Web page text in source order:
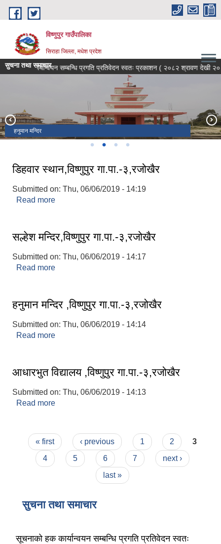
Skip to main content
विष्णुपुर गाउँपालिका
सिराहा जिल्ला, मधेश प्रदेश
सुचना तथा समाचार
हक कार्यान्वयन सम्बन्धि प्रगति प्रतिवेदन स्वतः प्रकाशन ( २०८२ श्रावण देखी २०८३
विष्णु मन्दिर
हनुमान मन्दिर
दुर्गा मन्दिर
नेपाल भ्रमण वर्ष २०२०
डिहवार स्थान,विष्णुपुर गा.पा.-३,रजोखैर
Submitted on: Thu, 06/06/2019 - 14:19
Read more
सल्हेश मन्दिर,विष्णुपुर गा.पा.-३,रजोखैर
Submitted on: Thu, 06/06/2019 - 14:17
Read more
हनुमान मन्दिर ,विष्णुपुर गा.पा.-३,रजोखैर
Submitted on: Thu, 06/06/2019 - 14:14
Read more
आधारभुत विद्यालय ,विष्णुपुर गा.पा.-३,रजोखैर
Submitted on: Thu, 06/06/2019 - 14:13
Read more
Pages
« first ‹ previous 1 2
3
4
5 6 7
next ›
last »
सुचना तथा समाचार
सूचनाको हक कार्यान्वयन सम्बन्धि प्रगति प्रतिवेदन स्वतः